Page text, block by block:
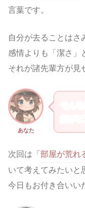
言葉です。
自分が去ることはさ
感情よりも「潔さ」
それが諸先輩方が見
あなた
筋が
次回は「 部屋が荒れ
いて考えてみたいと
今日もお付き合いい